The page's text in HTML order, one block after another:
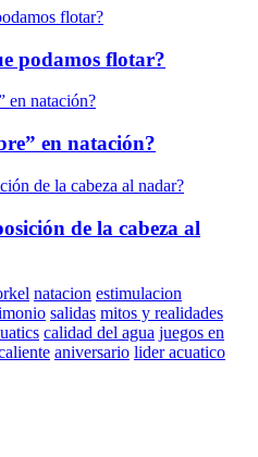
podamos flotar?
en natación?
de la cabeza al
natacion estimulacion
salidas mitos y realidades
calidad del agua juegos en
aniversario lider acuatico